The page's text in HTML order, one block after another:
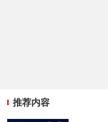
推荐内容